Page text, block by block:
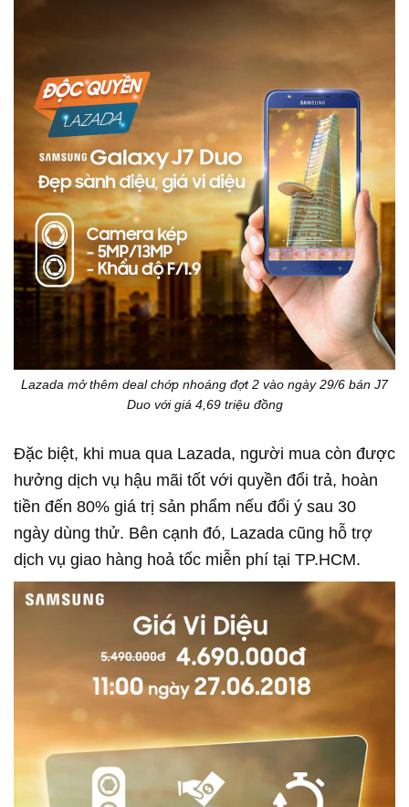
Lazada mở thêm deal chớp nhoáng đợt 2 vào ngày 29/6 bán J7
Duo với giá 4,69 triệu đồng
Đặc biệt, khi mua qua Lazada, người mua còn được
hưởng dịch vụ hậu mãi tốt với quyền đổi trả, hoàn
tiền đến 80% giá trị sản phẩm nếu đổi ý sau 30
ngày dùng thử. Bên cạnh đó, Lazada cũng hỗ trợ
dịch vụ giao hàng hoả tốc miễn phí tại TP.HCM.